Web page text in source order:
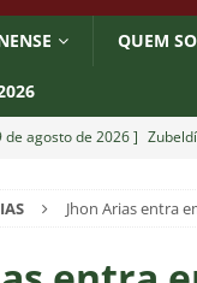
QUEM
de agosto de 2026 ]
de agosto de 2026 ] Ganso
clube no Brasileirão 2026
Jhon Arias entra